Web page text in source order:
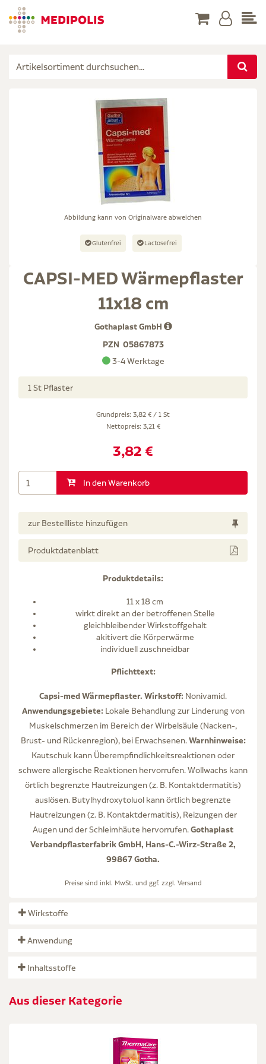
Abbildung kann von Originalware abweichen
Glutenfrei Lactosefrei
CAPSI-MED Wärmepflaster
11x18 cm
Gothaplast GmbH
PZN 05867873
3-4 Werktage
1 St Pflaster
Grundpreis: 3,82 € / 1 St
Nettopreis: 3,21 €
3,82 €
In den Warenkorb
zur Bestellliste hinzufügen
Produktdatenblatt
Produktdetails:
11 x 18 cm
wirkt direkt an der betroffenen Stelle
gleichbleibender Wirkstoffgehalt
akitivert die Körperwärme
individuell zuschneidbar
Pflichttext:
Capsi-med Wärmepflaster. Wirkstoff: Nonivamid.
Anwendungsgebiete:Lokale Behandlung zur Linderung von
Muskelschmerzen im Bereich der Wirbelsäule (Nacken-,
Brust- und Rückenregion), bei Erwachsenen.Warnhinweise:
Kautschuk kann Überempfindlichkeitsreaktionen oder
schwere allergische Reaktionen hervorrufen. Wollwachs kann
örtlich begrenzte Hautreizungen (z. B. Kontaktdermatitis)
auslösen. Butylhydroxytoluol kann örtlich begrenzte
Hautreizungen (z. B. Kontaktdermatitis), Reizungen der
Augen und der Schleimhäute hervorrufen.Gothaplast
Verbandpflasterfabrik GmbH, Hans-C.-Wirz-Straße 2,
99867 Gotha.
Preise sind inkl. MwSt. und ggf. zzgl. Versand
Wirkstoffe
Anwendung
Inhaltsstoffe
Aus dieser Kategorie